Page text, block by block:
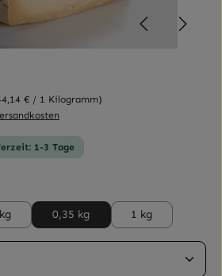
€ / 1 Kilogramm)
1-3 Tage
0,35 kg 1 kg
den gewünschten Wert ein